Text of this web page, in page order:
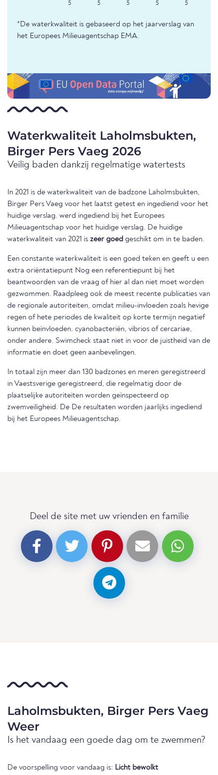
5 5 5 5 5
*De waterkwaliteit is gebaseerd op het jaarverslag van
het Europees Milieuagentschap EMA.
Waterkwaliteit Laholmsbukten,
Birger Pers Vaeg 2026
Veilig baden dankzij regelmatige watertests
In 2021 is de waterkwaliteit van de badzone Laholmsbukten,
Birger Pers Vaeg voor het laatst getest en ingediend voor het
huidige verslag. werd ingediend bij het Europees
Milieuagentschap voor het huidige verslag. De huidige
waterkwaliteit van 2021 is zeer goed geschikt om in te baden.
Een constante waterkwaliteit is een goed teken en geeft u een
extra oriëntatiepunt Nog een referentiepunt bij het
beantwoorden van de vraag of hier al dan niet moet worden
gezwommen. Raadpleeg ook de meest recente publicaties van
de regionale autoriteiten, omdat milieu-invloeden zoals hevige
regen of hete periodes de kwaliteit op korte termijn negatief
kunnen beïnvloeden. cyanobacteriën, vibrios of cercariae,
onder andere. Swimcheck staat niet in voor de juistheid van de
informatie en doet geen aanbevelingen.
In totaal zijn meer dan 130 badzones en meren geregistreerd
in Vaestsverige geregistreerd, die regelmatig door de
plaatselijke autoriteiten worden geïnspecteerd op
zwemveiligheid. De De resultaten worden jaarlijks ingediend
bij het Europees Milieuagentschap.
Deel de site met uw vrienden en familie
Laholmsbukten, Birger Pers Vaeg
Weer
Is het vandaag een goede dag om te zwemmen?
De voorspelling voor vandaag is: Licht bewolkt